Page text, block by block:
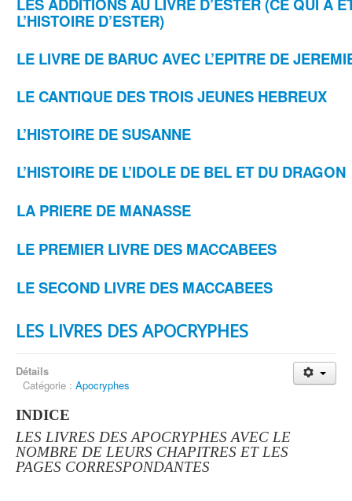
L’HISTOIRE D’ESTER)
LE LIVRE DE BARUC AVEC L’EPITRE DE
LE CANTIQUE DES TROIS JEUNES HEBREUX
L’HISTOIRE DE SUSANNE
L’HISTOIRE DE L’IDOLE DE BEL ET DU DRAGON
LA PRIERE DE MANASSE
LE PREMIER LIVRE DES MACCABEES
LE SECOND LIVRE DES MACCABEES
LES LIVRES DES APOCRYPHES
Détails
Catégorie : Apocryphes
INDICE
LES LIVRES DES APOCRYPHES AVEC LE
NOMBRE DE LEURS CHAPITRES ET LES
PAGES CORRESPONDANTES